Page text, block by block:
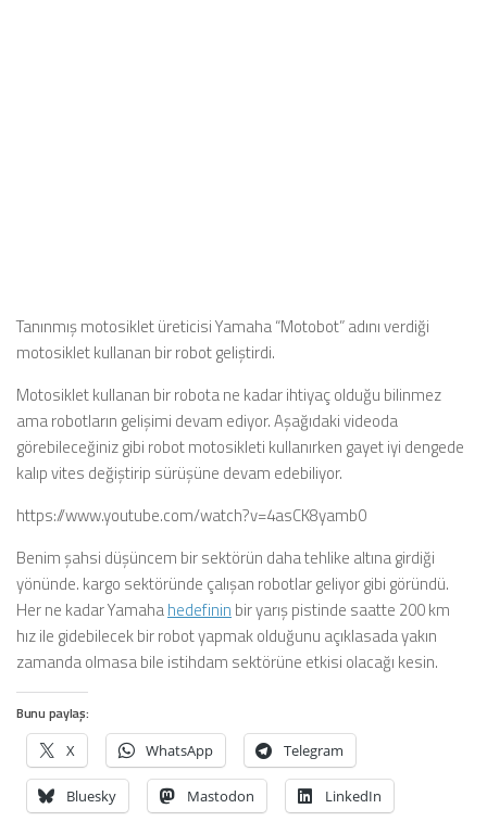
Tanınmış motosiklet üreticisi Yamaha “Motobot” adını verdiği
motosiklet kullanan bir robot geliştirdi.
Motosiklet kullanan bir robota ne kadar ihtiyaç olduğu bilinmez
ama robotların gelişimi devam ediyor. Aşağıdaki videoda
görebileceğiniz gibi robot motosikleti kullanırken gayet iyi dengede
kalıp vites değiştirip sürüşüne devam edebiliyor.
https://www.youtube.com/watch?v=4asCK8yamb0
Benim şahsi düşüncem bir sektörün daha tehlike altına girdiği
yönünde. kargo sektöründe çalışan robotlar geliyor gibi göründü.
Her ne kadar Yamahahedefinin bir yarış pistinde saatte 200 km
hız ile gidebilecek bir robot yapmak olduğunu açıklasada yakın
zamanda olmasa bile istihdam sektörüne etkisi olacağı kesin.
Bunu paylaş:
X WhatsApp Telegram
Bluesky Mastodon LinkedIn